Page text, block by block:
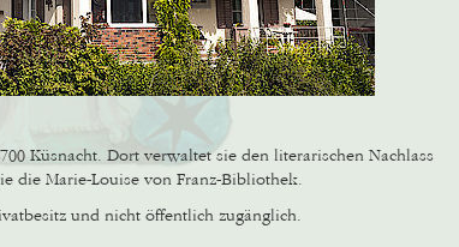
Küsnacht. Dort verwaltet sie den literarischen Nachlass
die Marie-Louise von Franz-Bibliothek.
und nicht öffentlich zugänglich.